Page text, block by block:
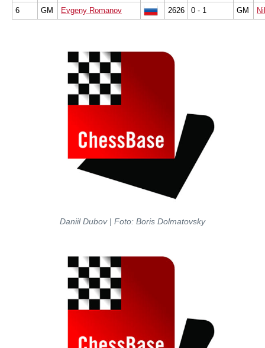
6
GM Evgeny Romanov 2626 0 - 1 GM
Daniil Dubov | Foto: Boris Dolmatovsky